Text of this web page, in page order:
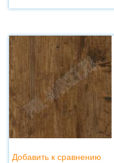
Добавить к сравнению